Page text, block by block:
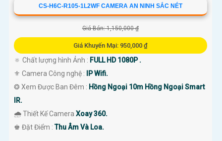
CS-H6C-R105-1L2WF CAMERA AN NINH SẮC NÉT
Giá Bán: 1,150,000 ₫
Giá Khuyến Mại: 950,000 ₫
🔅 Chất lượng hình Ảnh : FULL HD 1080P .
⚜️ Camera Công nghệ :
IP Wifi.
❂ Xem Được Ban Đêm : Hồng Ngoại 10m Hồng Ngoại Smart
IR.
🌧️ Thiết Kế Camera Xoay 360.
️♚ Đặt Điểm :Thu Âm Và Loa.